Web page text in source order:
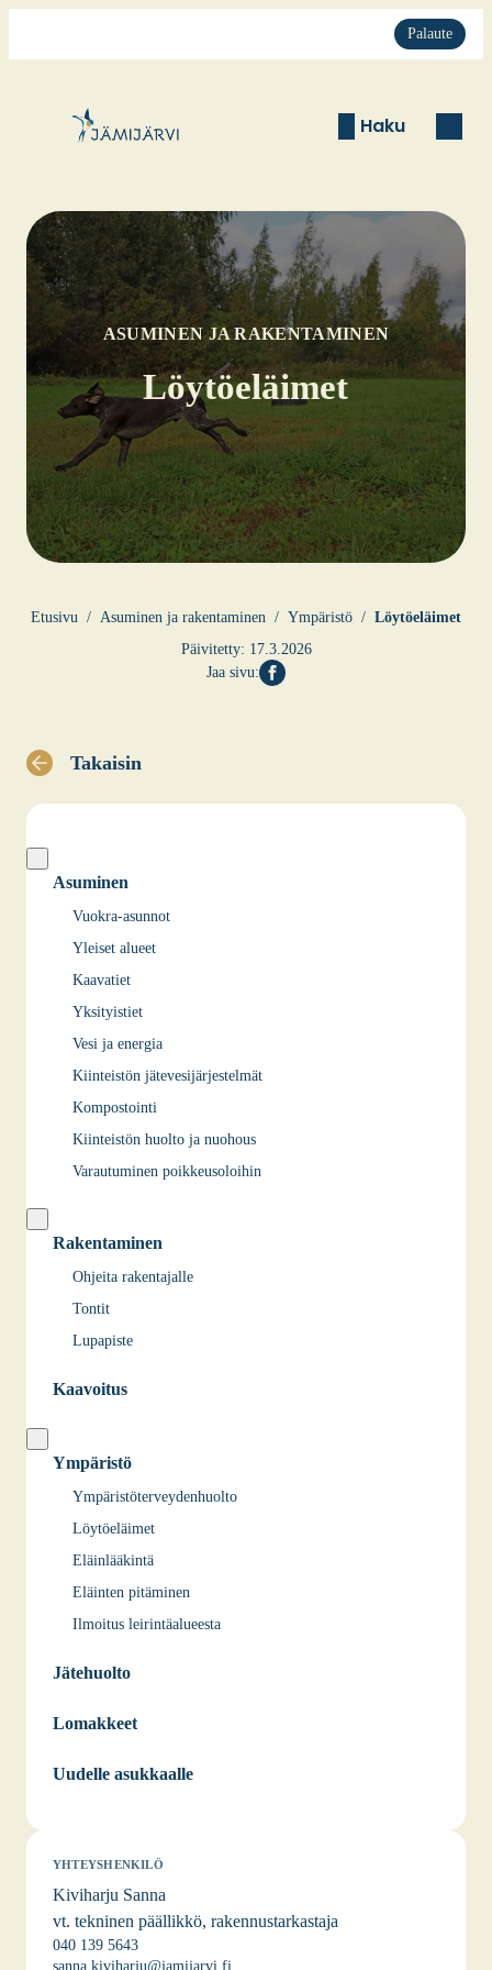
Palaute
Haku
ASUMINEN JA RAKENTAMINEN
Löy­tö­eläi­met
Etusi­vu Asu­mi­nen ja raken­ta­mi­nen Ympä­ris­tö
Löy­tö­eläi­met
Päivitetty: 17.3.2026
Jaa sivu:
Takaisin
Asuminen
Vuokra-asunnot
Yleiset alueet
Kaavatiet
Yksityistiet
Vesi ja energia
Kiinteistön jätevesijärjestelmät
Kompostointi
Kiinteistön huolto ja nuohous
Varautuminen poikkeusoloihin
Rakentaminen
Ohjeita rakentajalle
Tontit
Lupapiste
Kaavoitus
Ympäristö
Ympäristöterveydenhuolto
Löytöeläimet
Eläinlääkintä
Eläinten pitäminen
Ilmoitus leirintäalueesta
Jätehuolto
Lomakkeet
Uudelle asukkaalle
YHTEYSHENKILÖ
Kiviharju Sanna
vt. tekninen päällikkö, rakennustarkastaja
040 139 5643
sanna.kiviharju@jamijarvi.fi